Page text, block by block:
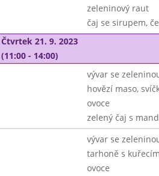
zeleninový raut
čaj se sirupem,
Čtvrtek 21. 9. 2023
(11:00 - 14:00)
vývar se
hovězí maso,
ovoce
zelený čaj s
vývar se
tarhoně s
ovoce